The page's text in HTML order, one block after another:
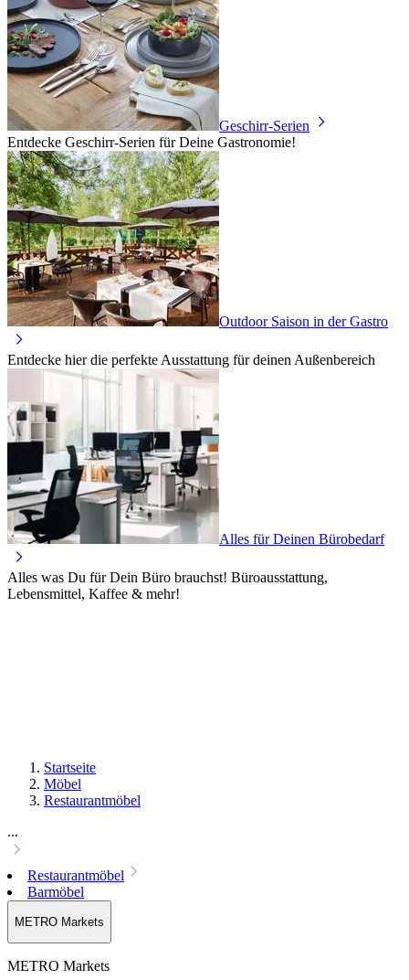
Geschirr-Serien
Entdecke Geschirr-Serien für Deine Gastronomie!
Outdoor Saison in der Gastro
Entdecke hier die perfekte Ausstattung für deinen Außenbereich
Alles für Deinen Bürobedarf
Alles was Du für Dein Büro brauchst! Büroausstattung,
Lebensmittel, Kaffee & mehr!
Startseite
Möbel
Restaurantmöbel
...
Restaurantmöbel
Barmöbel
METRO Markets
METRO Markets